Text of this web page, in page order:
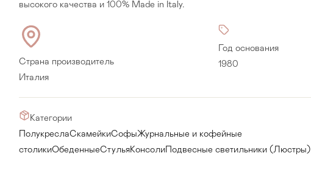
> Детская мебель >
высокого качества и 100% Made in Italy.
Страна производитель
Италия
Год основания
1980
Категории
ПолукреслаСкамейкиСофыЖурнальные и кофейные
столикиОбеденныеСтульяКонсолиПодвесные светильники (Люстры)